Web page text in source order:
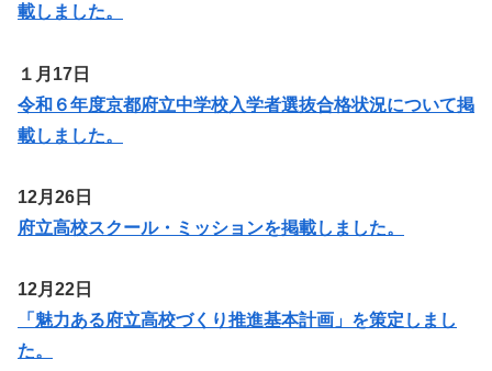
載しました。
１月17日
令和６年度京都府立中学校入学者選抜合格状況について掲
載しました。
12月26日
府立高校スクール・ミッションを掲載しました。
12月22日
「魅力ある府立高校づくり推進基本計画」を策定しまし
た。